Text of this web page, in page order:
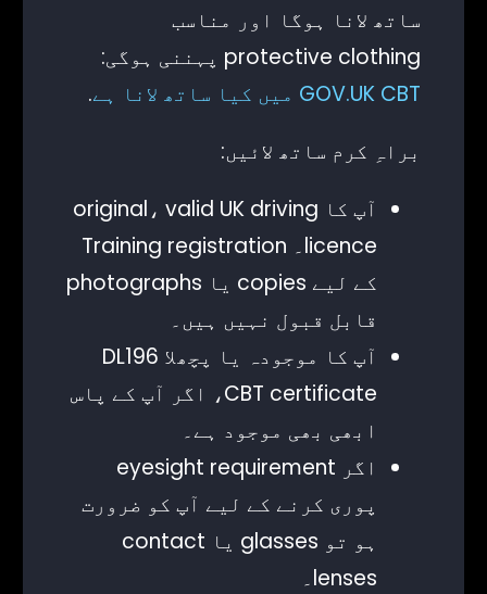
ساتھ لانا ہوگا اور مناسب
protective clothing پہننی ہوگی:
GOV.UK CBT میں کیا ساتھ لانا ہے
.
براہِ کرم ساتھ لائیں:
آپ کا original، valid UK driving
licence۔ Training registration
کے لیے copies یا photographs
قابل قبول نہیں ہیں۔
آپ کا موجودہ یا پچھلا DL196
CBT certificate، اگر آپ کے پاس
ابھی بھی موجود ہے۔
اگر eyesight requirement
پوری کرنے کے لیے آپ کو ضرورت
ہو تو glasses یا contact
lenses۔